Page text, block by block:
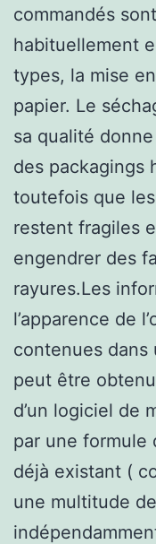
commandés
habituellement
types, la mise
papier. Le
sa qualité donne
des packagings
toutefois que
restent fragiles
engendrer des
rayures.Les
l’apparence de
contenues dans
peut être
d’un logiciel de
par une formule
déjà existant (
une multitude